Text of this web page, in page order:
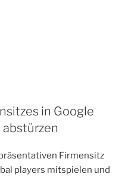
in Google
Firmensitz
players mitspielen und